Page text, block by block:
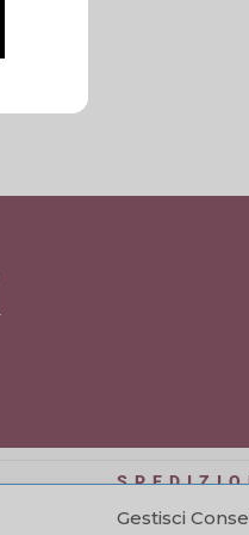
Gestisci